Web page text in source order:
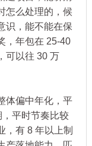
怎么处理的，候
识，能不能在保
，年包在 25-40
可以往 30 万
偏中年化，平
平时节奏比较
，有 8 年以上制